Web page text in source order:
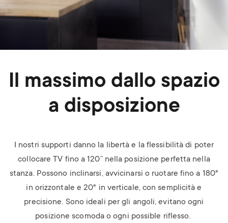
Il massimo dallo spazio
a disposizione
I nostri supporti danno la libertà e la flessibilità di poter
collocare TV fino a 120” nella posizione perfetta nella
stanza. Possono inclinarsi, avvicinarsi o ruotare fino a 180°
in orizzontale e 20° in verticale, con semplicità e
precisione. Sono ideali per gli angoli, evitano ogni
posizione scomoda o ogni possible riflesso.